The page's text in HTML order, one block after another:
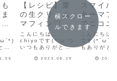
う
せ
【レシピ】栗
の生クリーム
マフィン♡む
き栗を使った
秋色マフィン
レシピだよ！
こんにちは。
chiyoです(*'ω'*)
いつもありがとう
ームマフィンにむ
2023.08.29
スマイル
キーマフ
でニコニ
おやつ
はいかが
♡【チョ
ートク
こんにち
です(*´ω`*)
もありがと
クッキーマ
横スクロー
ルできます